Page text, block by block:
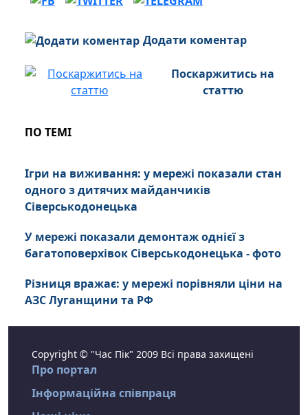
Додати коментар
Поскаржитись на
статтю
ПО ТЕМІ
Ігри на виживання: у мережі показали стан
одного з дитячих майданчиків
Сіверськодонецька
У мережі показали демонтаж однієї з
багатоповерхівок Сіверськодонецька - фото
Різниця вражає: у мережі порівняли ціни на
АЗС Луганщини та РФ
Copyright © "Час Пік" 2009 Всі права захищені
Про портал
Інформаційна співпраця